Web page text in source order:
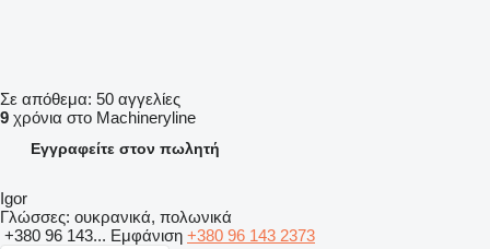
Σε απόθεμα: 50 αγγελίες
9 χρόνια στο Machineryline
Εγγραφείτε στον πωλητή
Igor
Γλώσσες: ουκρανικά, πολωνικά
+380 96 143... Εμφάνιση +380 96 143 2373